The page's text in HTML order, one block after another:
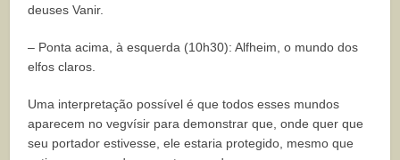
deuses Vanir.
– Ponta acima, à esquerda (10h30): Alfheim, o mundo dos
elfos claros.
Uma interpretação possível é que todos esses mundos
aparecem no vegvísir para demonstrar que, onde quer que
seu portador estivesse, ele estaria protegido, mesmo que